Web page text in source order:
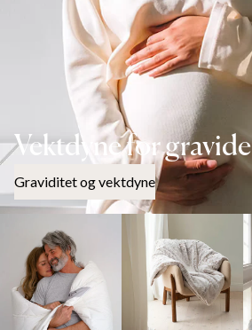
Vektdyne for gravide
Graviditet og vektdyne